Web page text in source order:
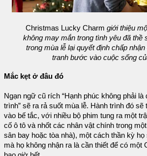
Christmas Lucky Charm giới thiệu
không may mắn trong tình yêu đã thề
trong mùa lễ lại quyết định chấp
tranh bước vào cuộc sống
Mắc kẹt ở đâu đó
Ngạn ngữ cũ rích “Hạnh phúc không phải là
trình” sẽ ra rả suốt mùa lễ. Hành trình đó
vào bế tắc, với nhiều bộ phim tung ra một
cố ô tô và nhốt các nhân vật chính trong
sân bay hoặc tòa nhà), một cách thần kỳ
mà họ không nhận ra là cần thiết để có một